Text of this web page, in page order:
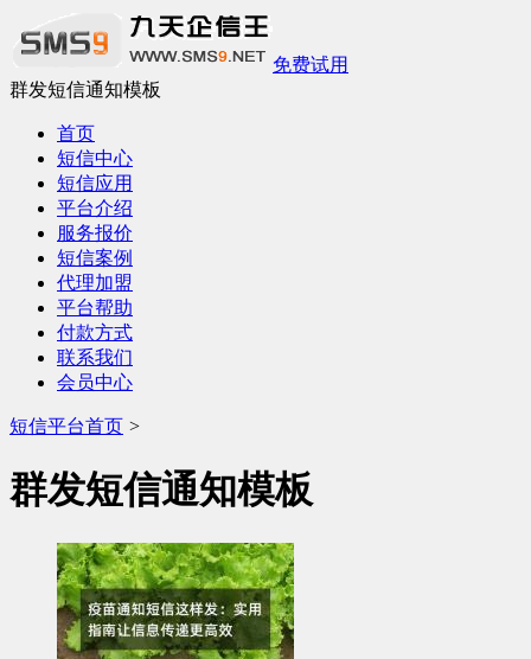
免费试用
群发短信通知模板
首页
短信中心
短信应用
平台介绍
服务报价
短信案例
代理加盟
平台帮助
付款方式
联系我们
会员中心
短信平台首页 >
群发短信通知模板